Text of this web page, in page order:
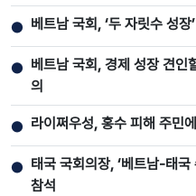
● 베트남 국회, ‘두 자릿수 성
● 베트남 국회, 경제 성장 견인
의
● 라이쩌우성, 홍수 피해 주민
● 태국 국회의장, ‘베트남-태
참석